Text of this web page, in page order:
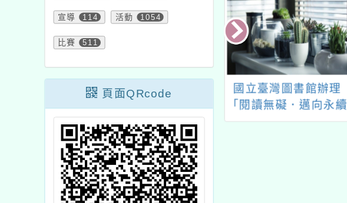
宣導 114 活動 1054
比賽 511
頁面QRcode
10、
2016和
及相關軟體中
113年「雲林縣作家作
品集」徵選
國立臺灣圖書館辦理
「閱讀無礙．邁向永續
—國際學術研討會」